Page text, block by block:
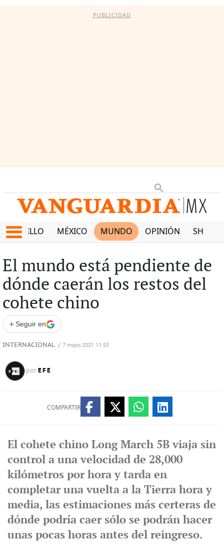
PUBLICIDAD
SALTILLO MÉXICO MUNDO OPINIÓN SHOW
El mundo está pendiente de
dónde caerán los restos del
cohete chino
+ Seguir en
INTERNACIONAL / 7 mayo 2021 11:53
por EFE
COMPARTIR
El cohete chino Long March 5B viaja sin
control a una velocidad de 28,000
kilómetros por hora y tarda en
completar una vuelta a la Tierra hora y
media, las estimaciones más certeras de
dónde podría caer sólo se podrán hacer
unas pocas horas antes del reingreso.